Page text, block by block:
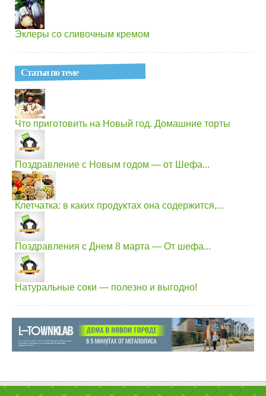
Эклеры со сливочным кремом
Статьи по теме
Что приготовить на Новый год. Домашние торты
Поздравление с Новым годом — от Шефа...
Клетчатка: в каких продуктах она содержится,...
Поздравления с Днем 8 марта — От шефа...
Натуральные соки — полезно и выгодно!